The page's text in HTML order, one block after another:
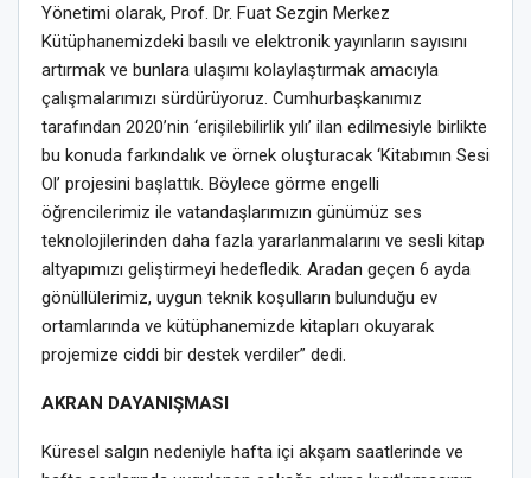
Yönetimi olarak, Prof. Dr. Fuat Sezgin Merkez
Kütüphanemizdeki basılı ve elektronik yayınların sayısını
artırmak ve bunlara ulaşımı kolaylaştırmak amacıyla
çalışmalarımızı sürdürüyoruz. Cumhurbaşkanımız
tarafından 2020’nin ‘erişilebilirlik yılı’ ilan edilmesiyle birlikte
bu konuda farkındalık ve örnek oluşturacak ‘Kitabımın Sesi
Ol’ projesini başlattık. Böylece görme engelli
öğrencilerimiz ile vatandaşlarımızın günümüz ses
teknolojilerinden daha fazla yararlanmalarını ve sesli kitap
altyapımızı geliştirmeyi hedefledik. Aradan geçen 6 ayda
gönüllülerimiz, uygun teknik koşulların bulunduğu ev
ortamlarında ve kütüphanemizde kitapları okuyarak
projemize ciddi bir destek verdiler” dedi.
AKRAN DAYANIŞMASI
Küresel salgın nedeniyle hafta içi akşam saatlerinde ve